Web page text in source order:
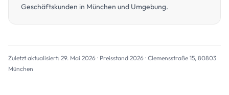
Geschäftskunden in München und Umgebung.
Zuletzt aktualisiert: 29. Mai 2026 · Preisstand 2026 · Clemensstraße 15, 80803
München